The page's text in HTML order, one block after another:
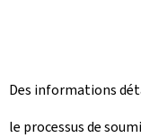
Des informations
le processus de